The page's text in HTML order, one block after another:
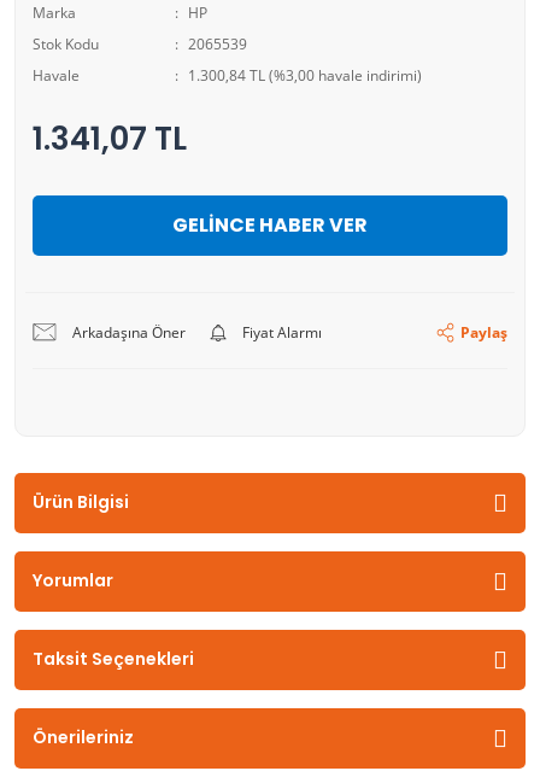
Marka
HP
Stok Kodu
2065539
Havale
1.300,84 TL (%3,00 havale indirimi)
1.341,07 TL
GELİNCE HABER VER
Arkadaşına Öner Fiyat Alarmı Paylaş
Ürün Bilgisi
Yorumlar
Taksit Seçenekleri
Önerileriniz